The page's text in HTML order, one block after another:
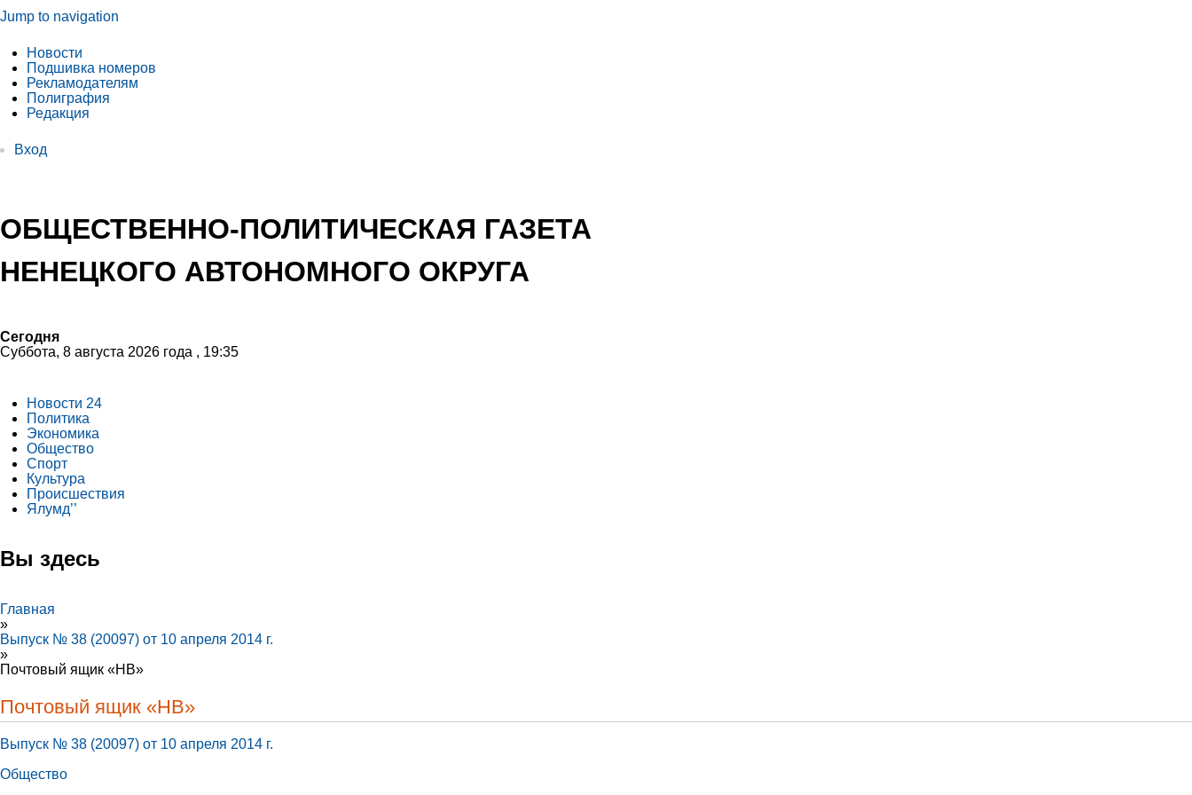
Jump to navigation
Новости
Подшивка номеров
Рекламодателям
Полиграфия
Редакция
Вход
ОБЩЕСТВЕННО-ПОЛИТИЧЕСКАЯ ГАЗЕТА
НЕНЕЦКОГО АВТОНОМНОГО ОКРУГА
Сегодня
Суббота, 8 августа 2026 года , 19:35
Новости 24
Политика
Экономика
Общество
Спорт
Культура
Происшествия
Ялумд’’
Вы здесь
Главная
»
Выпуск № 38 (20097) от 10 апреля 2014 г.
»
Почтовый ящик «НВ»
Почтовый ящик «НВ»
Выпуск № 38 (20097) от 10 апреля 2014 г.
Общество